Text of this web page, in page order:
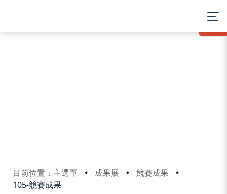
目前位置：主選單 成果展
競賽成果
105-競賽成果